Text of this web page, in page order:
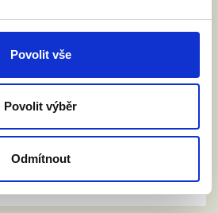
Povolit vše
Povolit výběr
Odmítnout